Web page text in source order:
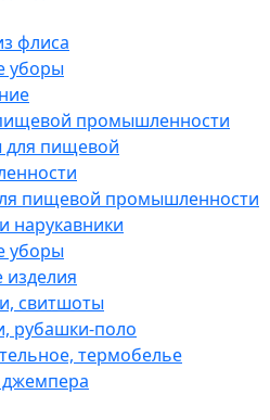
флиса
уборы
промышленности
пищевой
пищевой промышленности
нарукавники
уборы
свитшоты
рубашки-поло
термобелье
джемпера